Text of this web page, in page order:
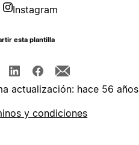
Instagram
esta plantilla
actualización: hace 56 años
y condiciones